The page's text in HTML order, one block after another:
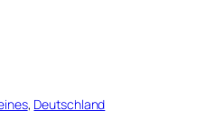
, Deutschland